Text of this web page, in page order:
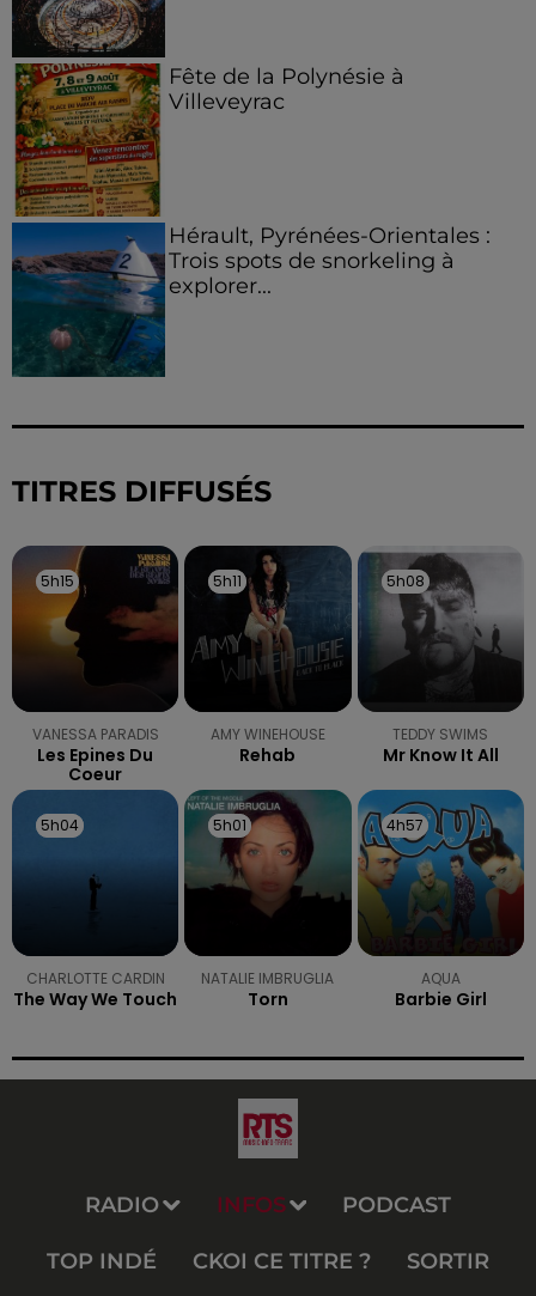
Fête de la Polynésie à
Villeveyrac
Hérault, Pyrénées-Orientales :
Trois spots de snorkeling à
explorer...
TITRES DIFFUSÉS
5h15
5h15
VANESSA PARADIS
Les Epines Du
Coeur
5h11
5h11
AMY WINEHOUSE
Rehab
5h08
5h08
TEDDY SWIMS
Mr Know It All
5h04
5h04
CHARLOTTE CARDIN
The Way We Touch
5h01
5h01
NATALIE IMBRUGLIA
Torn
4h57
4h57
AQUA
Barbie Girl
RADIO INFOS PODCAST
TOP INDÉ CKOI CE TITRE ? SORTIR